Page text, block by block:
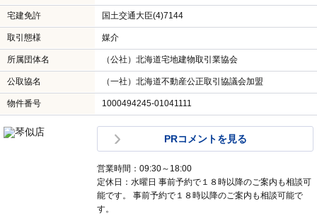
宅建免許 国土交通大臣(4)7144
取引態様 媒介
所属団体名 （公社）北海道宅地建物取引業協会
公取協名 （一社）北海道不動産公正取引協議会加盟
物件番号 1000494245-01041111
PRコメントを見る
営業時間：09:30～18:00
定休日：水曜日 事前予約で１８時以降のご案内も相談可
能です。 事前予約で１８時以降のご案内も相談可能で
す。